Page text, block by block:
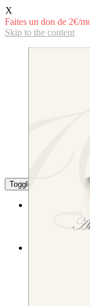
X
Faites un don de 2€/
Skip to the content
Toggle the mobile
La langue
Littérature